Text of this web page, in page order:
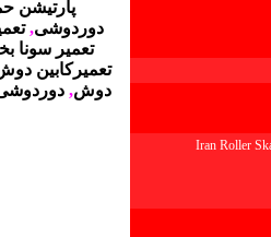
پارتیشن
دوردوشی,
تعمیر سونا
تعمیرکابین
دوش,